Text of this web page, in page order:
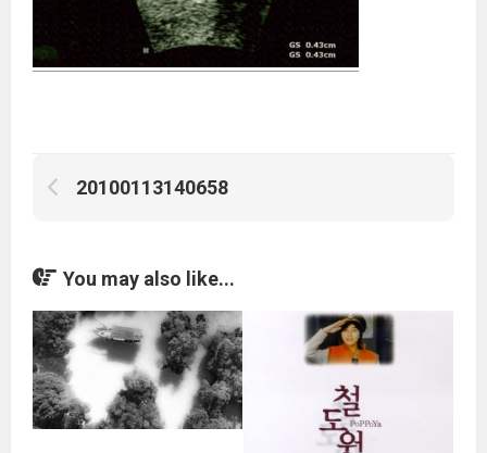
20100113140658
You may also like...